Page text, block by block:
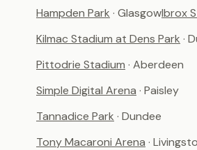
Hampden Park · GlasgowIbrox
Kilmac Stadium at Dens Park ·
Pittodrie Stadium · Aberdeen
Simple Digital Arena · Paisley
Tannadice Park · Dundee
Tony Macaroni Arena ·